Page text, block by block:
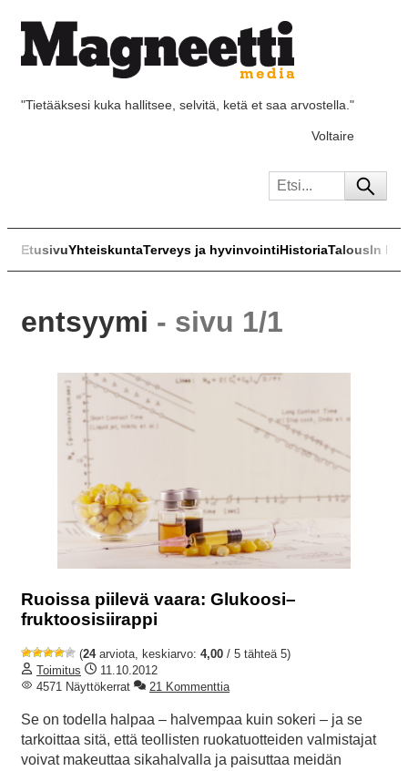
"Tietääksesi kuka hallitsee, selvitä, ketä et saa arvostella."
Voltaire
EtusivuYhteiskuntaTerveys ja hyvinvointiHistoriaTalousIn
entsyymi - sivu 1/1
Ruoissa piilevä vaara: Glukoosi–
fruktoosisiirappi
(24arviota, keskiarvo: 4,00 / 5 tähteä 5)
Toimitus
11.10.2012
4571 Näyttökerrat
21 Kommenttia
Se on todella halpaa – halvempaa kuin sokeri – ja se
tarkoittaa sitä, että teollisten ruokatuotteiden valmistajat
voivat makeuttaa sikahalvalla ja paisuttaa meidän